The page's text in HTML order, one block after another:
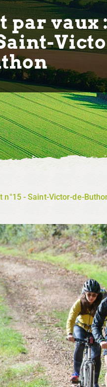
par vaux
- Saint-Victor-de-